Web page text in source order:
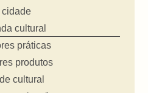
cidade
cultural
práticas
produtos
cultural